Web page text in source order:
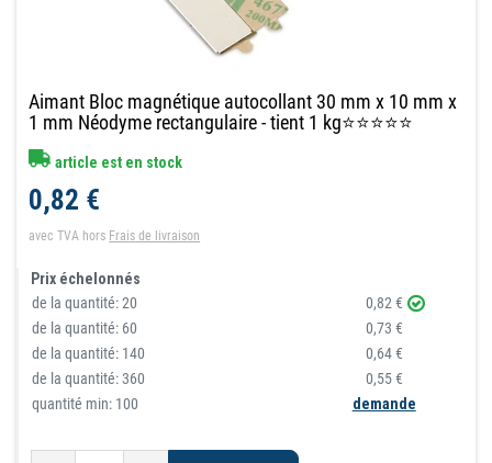
Aimant Bloc magnétique autocollant 30 mm x 10 mm x
1 mm Néodyme rectangulaire - tient 1 kg⭐⭐⭐⭐⭐
article est en stock
0,82 €
avec TVA hors Frais de livraison
Prix échelonnés
de la quantité:20
0,82 €
de la quantité: 60
0,73 €
de la quantité: 140
0,64 €
de la quantité:360
0,55 €
quantité min: 100
demande